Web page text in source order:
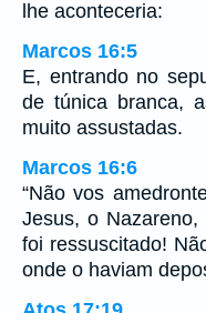
lhe aconteceria:
Marcos 16:5
E, entrando no
de túnica branca,
muito assustadas.
Marcos 16:6
“Não vos
Jesus, o
foi ressuscitado!
onde o haviam